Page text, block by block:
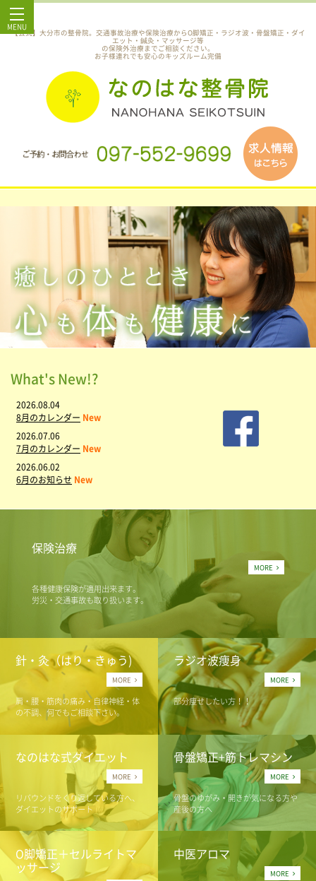
MENU
【公式】大分市の整骨院。交通事故治療や保険治療からO脚矯正・ラジオ波・骨盤矯正・ダイ
エット・鍼灸・マッサージ等
の保険外治療までご相談ください。
お子様連れでも安心のキッズルーム完備
What's New!?
2026.08.04
8月のカレンダー New
2026.07.06
7月のカレンダー New
2026.06.02
6月のお知らせ New
保険治療
MORE
各種健康保険が適用出来ます。
労災・交通事故も取り扱います。
針・灸（はり・きゅう)
MORE
肩・腰・筋肉の痛み・自律神経・体
の不調、何でもご相談下さい。
ラジオ波痩身
MORE
部分痩せしたい方！！
なのはな式ダイエット
MORE
リバウンドをくり返している方へ、
ダイエットのサポート
骨盤矯正+筋トレマシン
MORE
骨盤のゆがみ・開きが気になる方や
産後の方へ
O脚矯正＋セルライトマ
ッサージ
中医アロマ
MORE